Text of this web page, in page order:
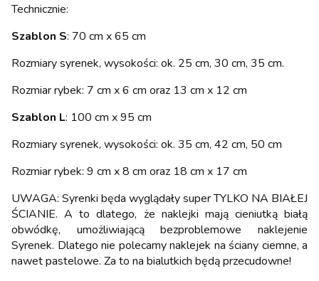
Technicznie:
Szablon S: 70 cm x 65 cm
Rozmiary syrenek, wysokości: ok. 25 cm, 30 cm, 35 cm.
Rozmiar rybek: 7 cm x 6 cm oraz 13 cm x 12 cm
Szablon L: 100 cm x 95 cm
Rozmiary syrenek, wysokości: ok. 35 cm, 42 cm, 50 cm
Rozmiar rybek: 9 cm x 8 cm oraz 18 cm x 17 cm
UWAGA: Syrenki będa wyglądały super TYLKO NA BIAŁEJ
ŚCIANIE. A to dlatego, że naklejki mają cieniutką białą
obwódkę, umożliwiającą bezproblemowe naklejenie
Syrenek. Dlatego nie polecamy naklejek na ściany ciemne, a
nawet pastelowe. Za to na bialutkich będą przecudowne!